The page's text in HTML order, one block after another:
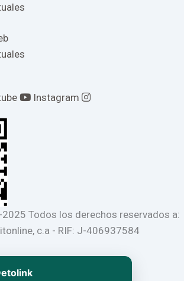
Instagram
Todos los derechos reservados a:
c.a - RIF: J-406937584